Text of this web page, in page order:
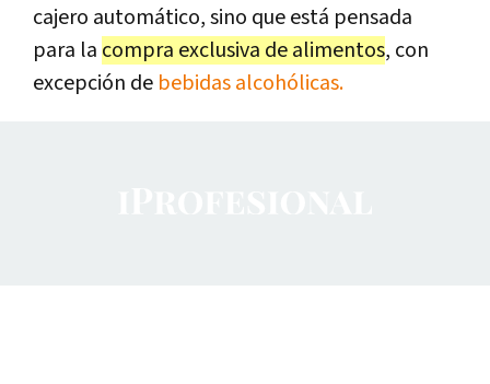
cajero automático, sino que está pensada
para la compra exclusiva de alimentos, con
excepción de bebidas alcohólicas.